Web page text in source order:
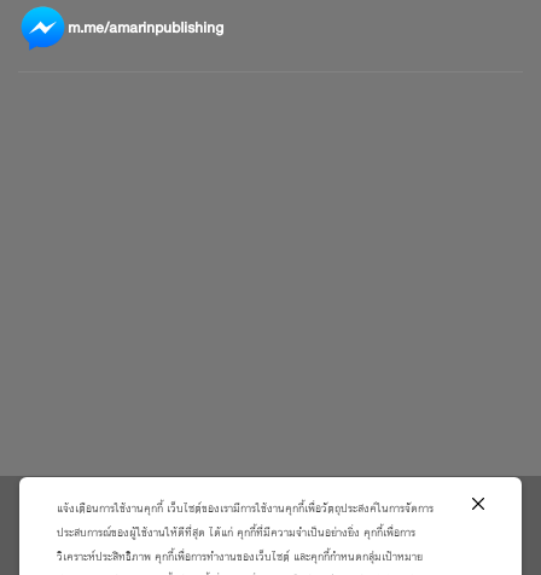
m.me/amarinpublishing
\
เกี่ยวกับเรา วิธีการสั่งซื้อสินค้าและการรับประกันสินค้า
แจ้งเตือนการใช้งานคุกกี้ เว็บไซต์ของเรามีการใช้งานคุกกี้เพื่อวัตถุประสงค์ในการจัดการ
ประสบการณ์ของผู้ใช้งานให้ดีที่สุด ได้แก่ คุกกี้ที่มีความจำเป็นอย่างยิ่ง คุกกี้เพื่อการ
วิเคราะห์ประสิทธิภาพ คุกกี้เพื่อการทำงานของเว็บไซต์ และคุกกี้กำหนดกลุ่มเป้าหมาย